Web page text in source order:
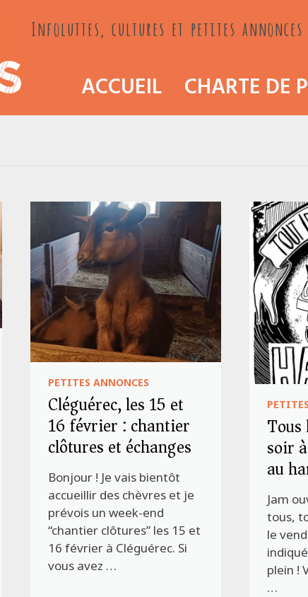
Infoluttes, cultures et petites annonces
ACCUEIL CHARTE DE
PETITES ANNONCES
Cléguérec, les 15 et
16 février : chantier
clôtures et échanges
Bonjour ! Je vais bientôt
accueillir des chèvres et je
prévois un week-end
“chantier clôtures” les 15 et
16 février à Cléguérec. Si
vous avez …
soir
au
Jam
tous,
le
plein !
…